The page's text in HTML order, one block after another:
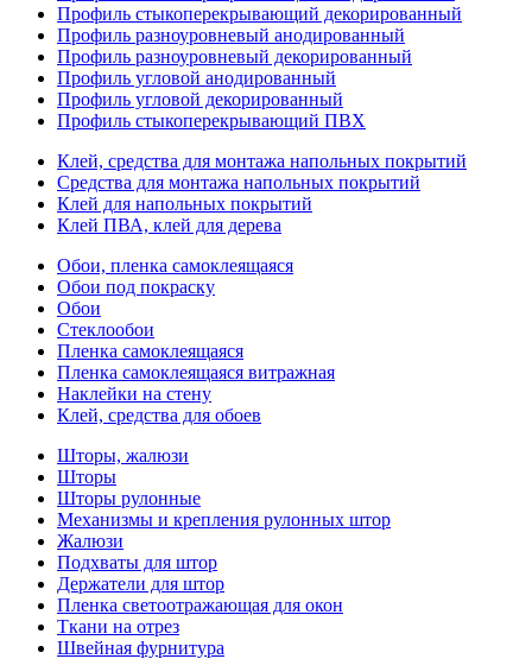
Профиль стыкоперекрывающий декорированный
Профиль разноуровневый анодированный
Профиль разноуровневый декорированный
Профиль угловой анодированный
Профиль угловой декорированный
Профиль стыкоперекрывающий ПВХ
Клей, средства для монтажа напольных покрытий
Средства для монтажа напольных покрытий
Клей для напольных покрытий
Клей ПВА, клей для дерева
Обои, пленка самоклеящаяся
Обои под покраску
Обои
Стеклообои
Пленка самоклеящаяся
Пленка самоклеящаяся витражная
Наклейки на стену
Клей, средства для обоев
Шторы, жалюзи
Шторы
Шторы рулонные
Механизмы и крепления рулонных штор
Жалюзи
Подхваты для штор
Держатели для штор
Пленка светоотражающая для окон
Ткани на отрез
Швейная фурнитура